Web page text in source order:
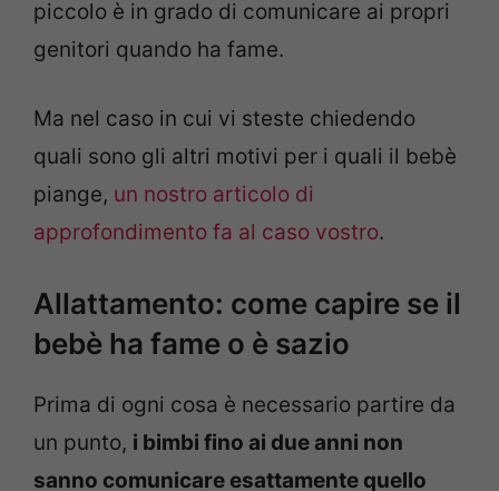
piccolo è in grado di comunicare ai propri
genitori quando ha fame.
Ma nel caso in cui vi steste chiedendo
quali sono gli altri motivi per i quali il bebè
piange, un nostro articolo di
approfondimento fa al caso vostro.
Allattamento: come capire se il
bebè ha fame o è sazio
Prima di ogni cosa è necessario partire da
un punto, i bimbi fino ai due anni non
sanno comunicare esattamente quello